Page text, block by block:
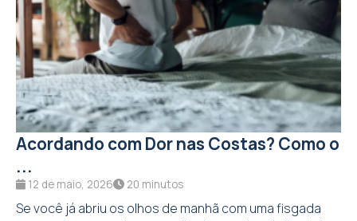
Acordando com Dor nas Costas? Como o
...
Se você já abriu os olhos de manhã com uma fisgada
nas costas e aquela sensação de que dormiu “torto”,...